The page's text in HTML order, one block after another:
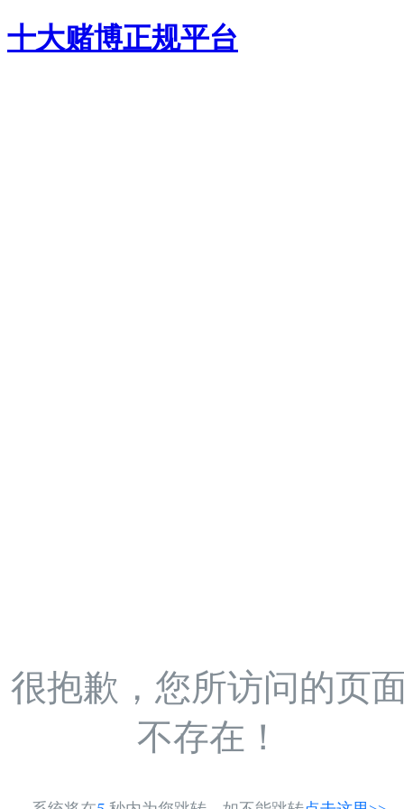
十大赌博正规平台
很抱歉，您所访问的页
不存在！